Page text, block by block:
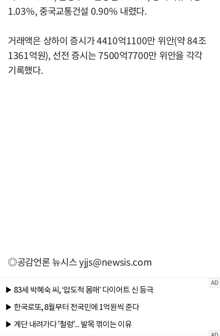
1.03%, 중국교통건설 0.90% 내렸다.
거래액은 상하이 증시가 4410억1100만 위안(약 84조
1361억원), 선전 증시는 7500억7700만 위안을 각각
기록했다.
◎공감언론 뉴시스yjjs@newsis.com